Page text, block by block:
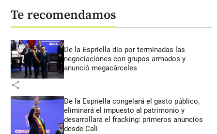
Te recomendamos
De la Espriella dio por terminadas las
negociaciones con grupos armados y
anunció megacárceles
share
De la Espriella congelará el gasto público,
eliminará el impuesto al patrimonio y
desarrollará el fracking: primeros anuncios
desde Cali